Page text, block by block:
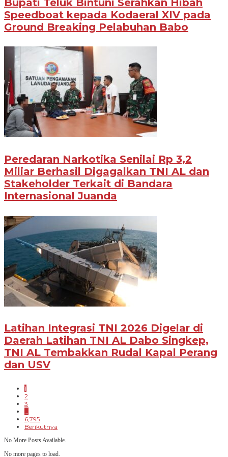
Speedboat kepada Kodaeral XIV pada
Ground Breaking Pelabuhan Babo
Peredaran Narkotika Senilai Rp 3,2
Miliar Berhasil Digagalkan TNI AL dan
Stakeholder Terkait di Bandara
Internasional Juanda
Latihan Integrasi TNI 2026 Digelar di
Daerah Latihan TNI AL Dabo Singkep,
TNI AL Tembakkan Rudal Kapal Perang
dan USV
1
2
3
6,795
Berikutnya
No More Posts Available.
No more pages to load.